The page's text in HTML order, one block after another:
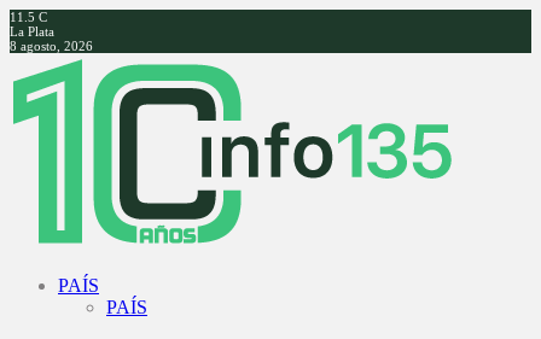
11.5 C
La Plata
8 agosto, 2026
Facebook
Twitter
Instagram
Youtube
PAÍS
PAÍS